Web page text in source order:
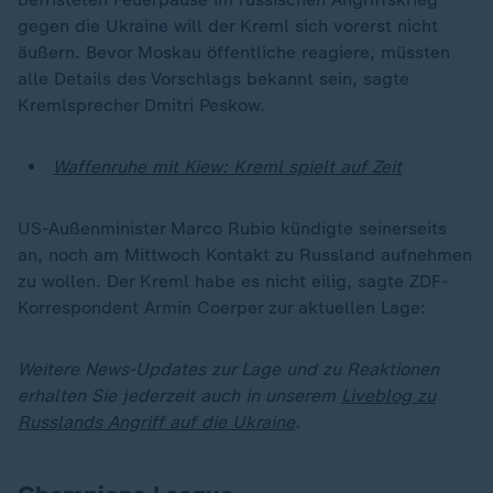
gegen die Ukraine will der Kreml sich vorerst nicht
äußern. Bevor Moskau öffentliche reagiere, müssten
alle Details des Vorschlags bekannt sein, sagte
Kremlsprecher Dmitri Peskow.
Waffenruhe mit Kiew: Kreml spielt auf Zeit
US-Außenminister Marco Rubio kündigte seinerseits
an, noch am Mittwoch Kontakt zu Russland aufnehmen
zu wollen. Der Kreml habe es nicht eilig, sagte ZDF-
Korrespondent Armin Coerper zur aktuellen Lage:
Weitere News-Updates zur Lage und zu Reaktionen
erhalten Sie jederzeit auch in unserem Liveblog zu
Russlands Angriff auf die Ukraine.